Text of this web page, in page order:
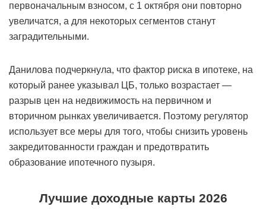
первоначальным взносом, с 1 октября они повторно
увеличатся, а для некоторых сегментов станут
заградительными.
Данилова подчеркнула, что фактор риска в ипотеке, на
который ранее указывал ЦБ, только возрастает —
разрыв цен на недвижимость на первичном и
вторичном рынках увеличивается. Поэтому регулятор
использует все меры для того, чтобы снизить уровень
закредитованности граждан и предотвратить
образование ипотечного пузыря.
Лучшие доходные карты 2026